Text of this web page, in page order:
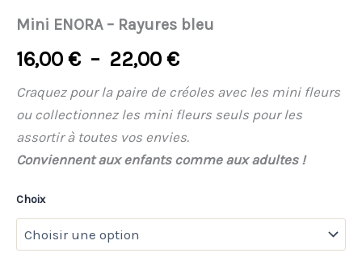
Mini ENORA – Rayures bleu
16,00 € – 22,00 €
Craquez pour la paire de créoles avec les mini fleurs
ou collectionnez les mini fleurs seuls pour les
assortir à toutes vos envies.
Conviennent aux enfants comme aux adultes !
Choix